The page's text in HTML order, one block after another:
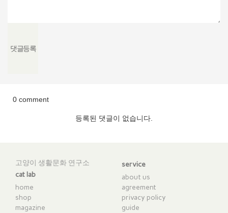
0 comment
등록된 댓글이 없습니다.
고양이 생활문화 연구소
cat lab
home
shop
magazine
service
about us
agreement
privacy policy
guide